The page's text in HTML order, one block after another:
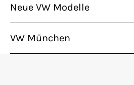
Neue VW Modelle
VW München